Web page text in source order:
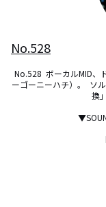
No.528
No.528  ボーカルMID、
ーゴーニーハチ）。  ソ
換